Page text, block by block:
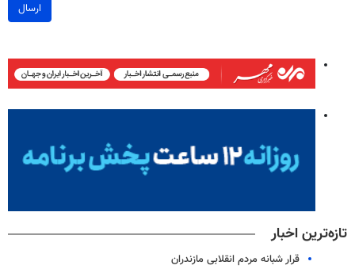
ارسال
تازه‌ترین اخبار
قرار شبانه مردم انقلابی مازندران